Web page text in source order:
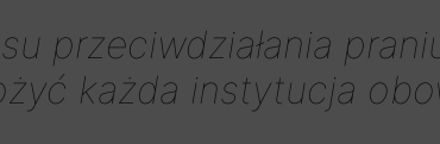
przeciwdziałania
każda instytucja